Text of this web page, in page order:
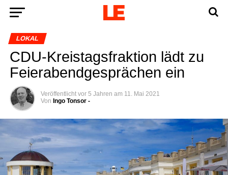
LOKAL
CDU-Kreis­tags­frak­ti­on lädt zu
Fei­er­abend­ge­sprä­chen ein
Veröffentlicht vor 5 Jahren am 11. Mai 2021
Von Ingo Tonsor -